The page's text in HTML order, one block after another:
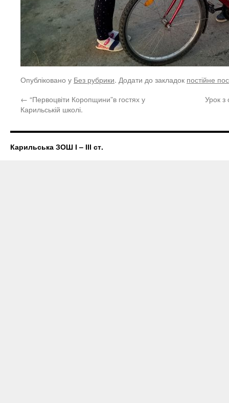
Опубліковано у Без рубрики. Додати до закладок постійне
← “Первоцвіти Коропщини”в гостях у
Карильській школі.
Урок з
Карильська ЗОШ І – ІІІ ст.